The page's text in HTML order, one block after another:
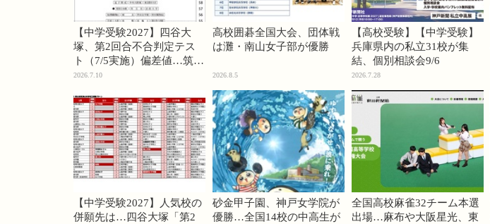
【中学受験2027】四谷大
塚、第2回合不合判定テス
ト（7/5実施）偏差値…筑駒
74・桜蔭70＜PR＞
2026.7.10
高校囲碁全国大会、団体戦
は灘・南山女子部が優勝
2026.8.5
【高校受験】【中学受験】
兵庫県内の私立31校が集
結、個別相談会9/6
2026.7.28
【中学受験2027】人気校の
併願先は…四谷大塚「第2
砂金甲子園、神戸女学院が
優勝…全国14校の中高生が
全国高校麻雀32チーム本選
出場…麻布や大阪星光、東